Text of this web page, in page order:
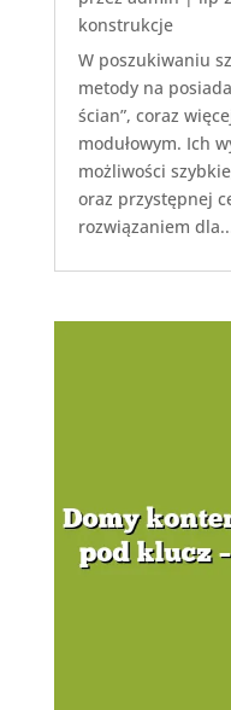
konstrukcje
W poszukiwaniu
metody na
ścian”, coraz
modułowym. Ich
możliwości
oraz przystępnej
rozwiązaniem